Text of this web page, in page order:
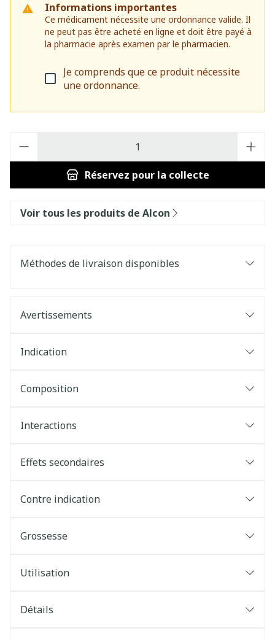
Informations importantes
Ce médicament nécessite une ordonnance valide. Il
ne peut pas être acheté en ligne et doit être payé à
la pharmacie après examen par le pharmacien.
Je comprends que ce produit nécessite
une ordonnance.
Réservez pour la collecte
Voir tous les produits de Alcon
Méthodes de livraison disponibles
Avertissements
Indication
Composition
Interactions
Effets secondaires
Contre indication
Grossesse
Utilisation
Détails